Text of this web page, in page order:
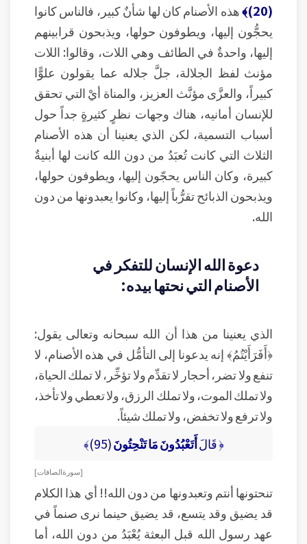
(20)﴾
هذه الأصنام كان لها شأنٌ كبير، فالناس كانوا
يحجُّون إليها، ويطوفون حولها، ويذبحون قرابينهم
إليها، واحدةٌ في الطائف وهي اللات، وقالوا: اللات
مؤنث لفظ الجلالة، جلَّ جلاله عما يقولون علوًّا
كبيراً، والعزَّى مؤنَّث العزيز، والمناة أيْ التي تحقق
للإنسان أمانيه، هناك وجهات نظرٍ كثيرةٍ جداً حول
أسباب التسمية، لكن الذي يعنينا أن هذه الأصنام
الثلاث التي كانت تُعبَدُ من دون الله كانت لها أبنيةٌ
كبيرة، وكان الناس يحجّون إليها، ويطوفون حولها،
ويذبحون الذبائح تقرُّباً إليها، وكانوا يعبدونها من دون
الله.
دعوة الله الإنسان للتفكر في
الأصنام التي نحتها بيده:
الذي يعنينا من هذا أن الله سبحانه وتعالى يقول:
﴿أَفَرَأَيْتُمُ﴾ إنه يدعونا إلى التأمُّل في هذه الأصنام، لا
تنفع ولا تضر، أحجار لا تقدِّم ولا تؤخِّر، لا تملك الحياة،
ولا تملك الموت، ولا تملك الرزق، ولا تعطي ولا تأخذ،
ولا ترفع ولا تخفض، ولا تملك شيئاً.
﴿ قَالَأَتَعْبُدُونَ مَا تَنْحِتُونَ(95)﴾
[ سورة الصافات ]
تنحتونها أنتم وتعبدونها من دون الله!! أي هذا الكلام
قد يضيق وقد يتسع، قد يضيق حينما نرى صنماً في
عهد رسول الله قبل البعثة يُعْبَدُ من دون الله، أما